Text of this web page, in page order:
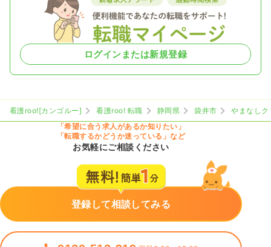
ログインまたは新規登録
看護roo![カンゴルー] 看護roo! 転職 静岡県 袋井市
やまなし
「希望に合う求人があるか知りたい」
「転職するかどうか迷っている」など
お気軽にご相談ください
登録して相談してみる